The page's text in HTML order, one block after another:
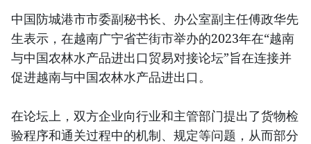
中国防城港市市委副秘书长、办公室副主任傅政华先
生表示，在越南广宁省芒街市举办的2023年在“越南
与中国农林水产品进出口贸易对接论坛”旨在连接并
促进越南与中国农林水产品进出口。
在论坛上，双方企业向行业和主管部门提出了货物检
验程序和通关过程中的机制、规定等问题，从而部分